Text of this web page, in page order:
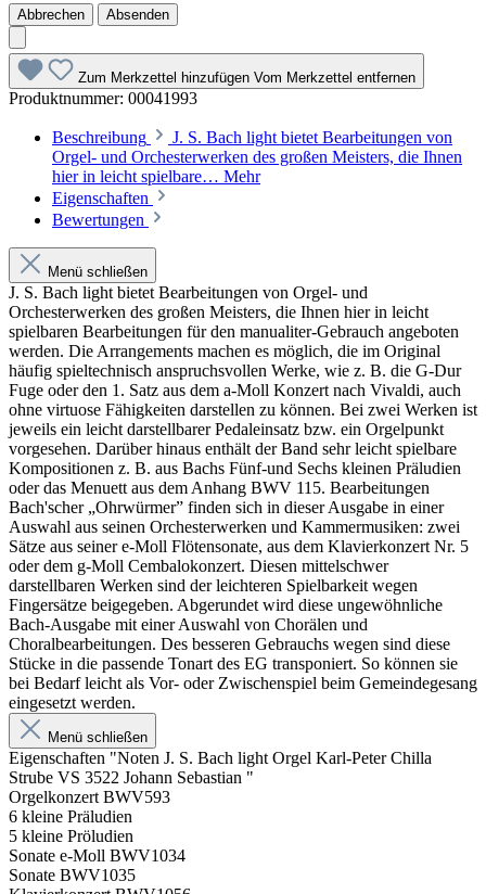
Abbrechen Absenden
Zum Merkzettel hinzufügen Vom Merkzettel entfernen
Produktnummer: 00041993
Beschreibung
J. S. Bach light bietet Bearbeitungen von
Orgel- und Orchesterwerken des großen Meisters, die Ihnen
hier in leicht spielbare… Mehr
Eigenschaften
Bewertungen
Menü schließen
J. S. Bach light bietet Bearbeitungen von Orgel- und
Orchesterwerken des großen Meisters, die Ihnen hier in leicht
spielbaren Bearbeitungen für den manualiter-Gebrauch angeboten
werden. Die Arrangements machen es möglich, die im Original
häufig spieltechnisch anspruchsvollen Werke, wie z. B. die G-Dur
Fuge oder den 1. Satz aus dem a-Moll Konzert nach Vivaldi, auch
ohne virtuose Fähigkeiten darstellen zu können. Bei zwei Werken ist
jeweils ein leicht darstellbarer Pedaleinsatz bzw. ein Orgelpunkt
vorgesehen. Darüber hinaus enthält der Band sehr leicht spielbare
Kompositionen z. B. aus Bachs Fünf-und Sechs kleinen Präludien
oder das Menuett aus dem Anhang BWV 115. Bearbeitungen
Bach'scher „Ohrwürmer” finden sich in dieser Ausgabe in einer
Auswahl aus seinen Orchesterwerken und Kammermusiken: zwei
Sätze aus seiner e-Moll Flötensonate, aus dem Klavierkonzert Nr. 5
oder dem g-Moll Cembalokonzert. Diesen mittelschwer
darstellbaren Werken sind der leichteren Spielbarkeit wegen
Fingersätze beigegeben. Abgerundet wird diese ungewöhnliche
Bach-Ausgabe mit einer Auswahl von Chorälen und
Choralbearbeitungen. Des besseren Gebrauchs wegen sind diese
Stücke in die passende Tonart des EG transponiert. So können sie
bei Bedarf leicht als Vor- oder Zwischenspiel beim Gemeindegesang
eingesetzt werden.
Menü schließen
Eigenschaften "Noten J. S. Bach light Orgel Karl-Peter Chilla
Strube VS 3522 Johann Sebastian "
Orgelkonzert BWV593
6 kleine Präludien
5 kleine Pröludien
Sonate e-Moll BWV1034
Sonate BWV1035